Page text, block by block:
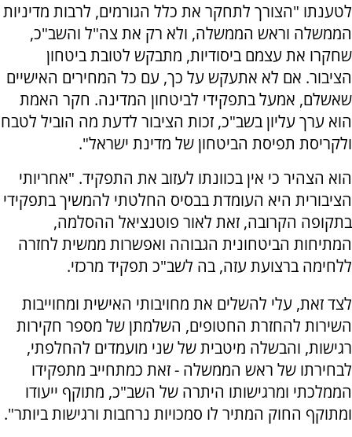
לטענתו "הצורך לתחקר את כלל הגורמים, לרבות מדיניות
הממשלה וראש הממשלה, ולא רק את צה"ל והשב"כ,
שחקרו את עצמם ביסודיות, מתבקש לטובת ביטחון
הציבור. אם לא אתעקש על כך, עם כל המחירים האישיים
שאשלם, אמעל בתפקידי לביטחון המדינה. חקר האמת
הוא ערך עליון בשב"כ, זכות הציבור לדעת מה הוביל לטבח
ולקריסת תפיסת הביטחון של מדינת ישראל".
הוא הצהיר כי אין בכוונתו לעזוב את התפקיד. "אחריותי
הציבורית היא העומדת בבסיס החלטתי להמשיך בתפקידי
בתקופה הקרובה, זאת לאור פוטנציאל ההסלמה,
המתיחות הביטחונית הגבוהה ואפשרות ממשית לחזרה
ללחימה ברצועת עזה, בה לשב"כ תפקיד מרכזי.
לצד זאת, עלי להשלים את מחויבותי האישית ומחוייבות
השירות להחזרת החטופים, השלמתן של מספר חקירות
רגישות, והבשלה מיטבית של שני מועמדים להחלפתי,
לבחירתו של ראש הממשלה - זאת כמתחייב מתפקידו
הממלכתי ומרגישותו היתרה של השב"כ, מתוקף ייעודו
ומתוקף החוק המתיר לו סמכויות נרחבות ורגישות ביותר".